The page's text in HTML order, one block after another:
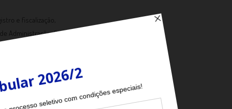
e fiscalização,
Administração. Os
procedimentos
conhecimentos tão
oferecendo